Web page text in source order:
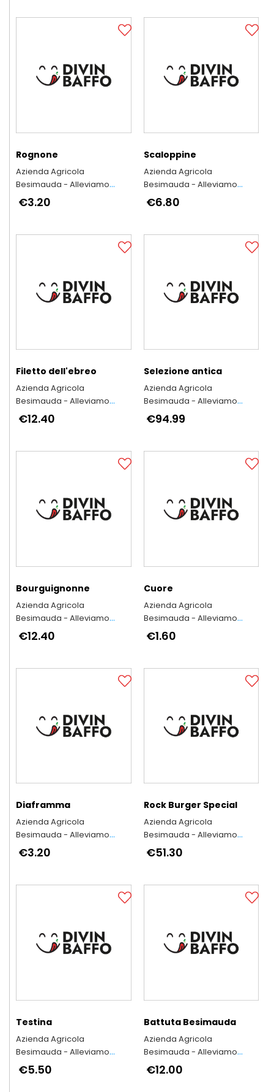
Rognone
Azienda Agricola
Besimauda - Alleviamo
secondo l'antica tradizione
piemontese
€3.20
Scaloppine
Azienda Agricola
Besimauda - Alleviamo
secondo l'antica tradizione
piemontese
€6.80
Filetto dell'ebreo
Azienda Agricola
Besimauda - Alleviamo
secondo l'antica tradizione
piemontese
€12.40
Selezione antica
Azienda Agricola
Besimauda - Alleviamo
secondo l'antica tradizione
piemontese
€94.99
Bourguignonne
Azienda Agricola
Besimauda - Alleviamo
secondo l'antica tradizione
piemontese
€12.40
Cuore
Azienda Agricola
Besimauda - Alleviamo
secondo l'antica tradizione
piemontese
€1.60
Diaframma
Azienda Agricola
Besimauda - Alleviamo
secondo l'antica tradizione
piemontese
€3.20
Rock Burger Special
Azienda Agricola
Besimauda - Alleviamo
secondo l'antica tradizione
piemontese
€51.30
Testina
Azienda Agricola
Besimauda - Alleviamo
secondo l'antica tradizione
piemontese
€5.50
Battuta Besimauda
Azienda Agricola
Besimauda - Alleviamo
secondo l'antica tradizione
piemontese
€12.00